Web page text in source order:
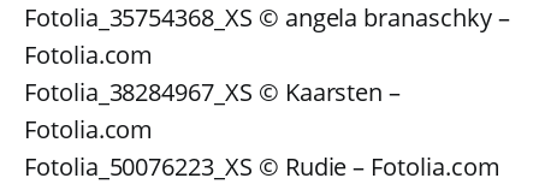
Fotolia_35754368_XS © angela branaschky –
Fotolia.com
Fotolia_38284967_XS © Kaarsten –
Fotolia.com
Fotolia_50076223_XS © Rudie – Fotolia.com